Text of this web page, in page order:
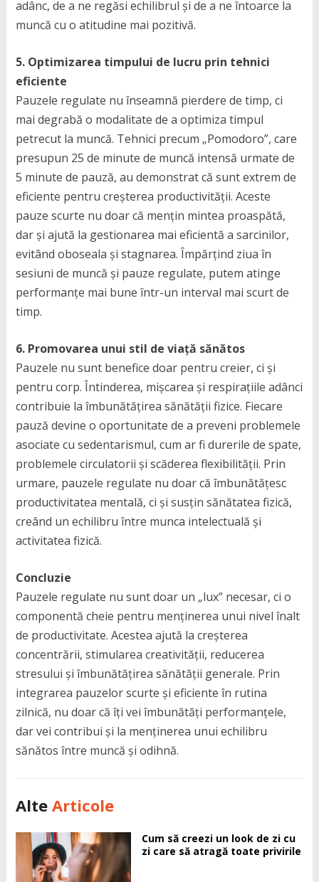
adânc, de a ne regăsi echilibrul și de a ne întoarce la
muncă cu o atitudine mai pozitivă.
5. Optimizarea timpului de lucru prin tehnici
eficiente
Pauzele regulate nu înseamnă pierdere de timp, ci
mai degrabă o modalitate de a optimiza timpul
petrecut la muncă. Tehnici precum „Pomodoro”, care
presupun 25 de minute de muncă intensă urmate de
5 minute de pauză, au demonstrat că sunt extrem de
eficiente pentru creșterea productivității. Aceste
pauze scurte nu doar că mențin mintea proaspătă,
dar și ajută la gestionarea mai eficientă a sarcinilor,
evitând oboseala și stagnarea. Împărțind ziua în
sesiuni de muncă și pauze regulate, putem atinge
performanțe mai bune într-un interval mai scurt de
timp.
6. Promovarea unui stil de viață sănătos
Pauzele nu sunt benefice doar pentru creier, ci și
pentru corp. Întinderea, mișcarea și respirațiile adânci
contribuie la îmbunătățirea sănătății fizice. Fiecare
pauză devine o oportunitate de a preveni problemele
asociate cu sedentarismul, cum ar fi durerile de spate,
problemele circulatorii și scăderea flexibilității. Prin
urmare, pauzele regulate nu doar că îmbunătățesc
productivitatea mentală, ci și susțin sănătatea fizică,
creând un echilibru între munca intelectuală și
activitatea fizică.
Concluzie
Pauzele regulate nu sunt doar un „lux” necesar, ci o
componentă cheie pentru menținerea unui nivel înalt
de productivitate. Acestea ajută la creșterea
concentrării, stimularea creativității, reducerea
stresului și îmbunătățirea sănătății generale. Prin
integrarea pauzelor scurte și eficiente în rutina
zilnică, nu doar că îți vei îmbunătăți performanțele,
dar vei contribui și la menținerea unui echilibru
sănătos între muncă și odihnă.
Alte Articole
Cum să creezi un look de zi cu
zi care să atragă toate privirile